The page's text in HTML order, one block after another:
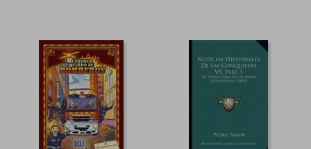
50%
dcto.
$ 236.259
$ 118.130
50%
dcto.